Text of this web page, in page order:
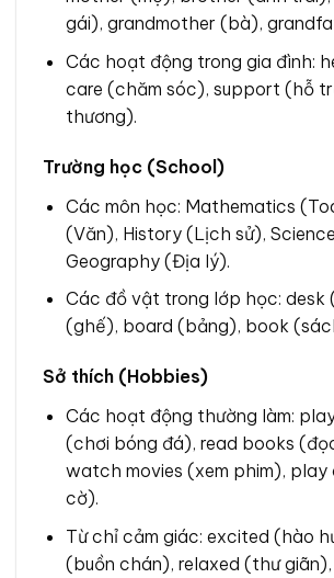
gái), grandmother (bà),
Các hoạt động trong gia đình:
care (chăm sóc), support (hỗ
thương).
Trường học (School)
Các môn học: Mathematics
(Văn), History (Lịch sử),
Geography (Địa lý).
Các đồ vật trong lớp học: desk
(ghế), board (bảng), book
Sở thích (Hobbies)
Các hoạt động thường làm:
(chơi bóng đá), read books
watch movies (xem phim), play
cờ).
Từ chỉ cảm giác: excited (hào
(buồn chán), relaxed (thư